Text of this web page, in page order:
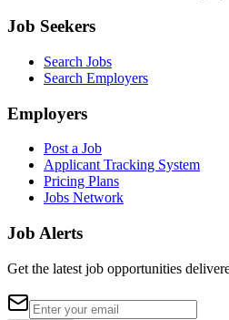
Job Seekers
Search Jobs
Search Employers
Employers
Post a Job
Applicant Tracking System
Pricing Plans
Jobs Network
Job Alerts
Get the latest job opportunities